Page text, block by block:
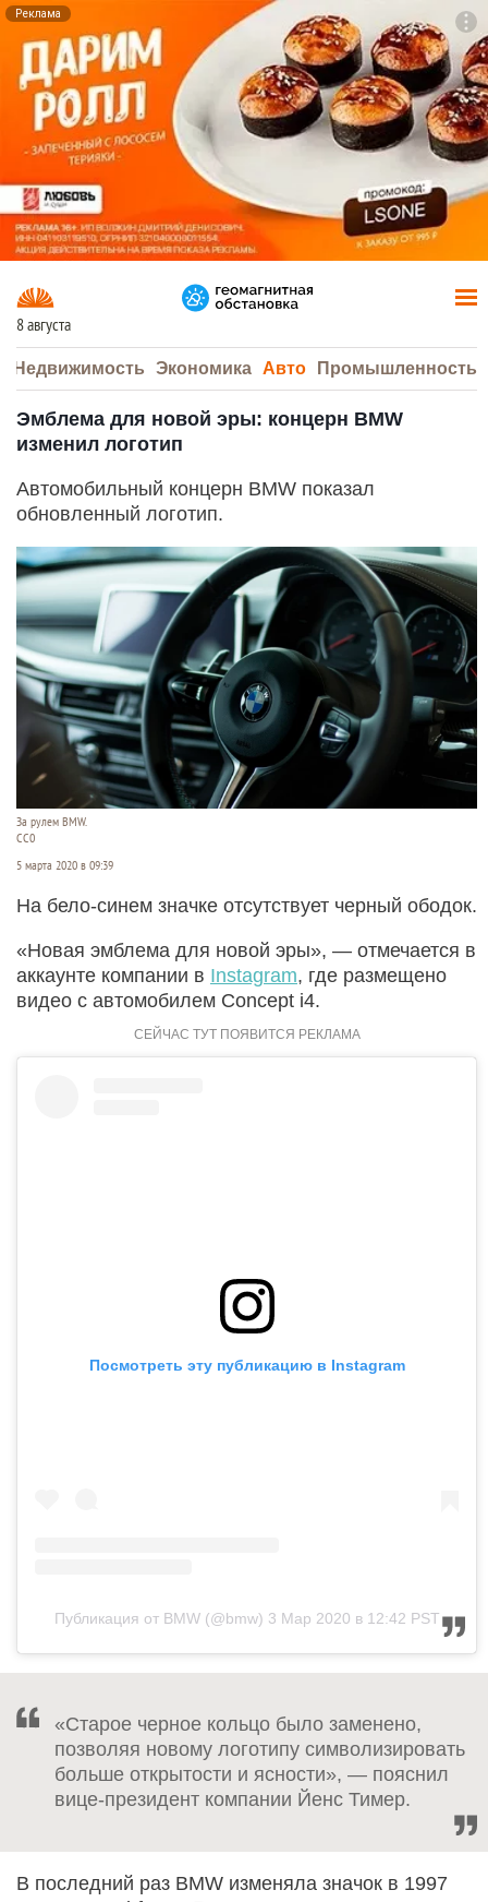
Реклама
8 августа
Недвижимость Экономика Авто Промышленность
Эмблема для новой эры: концерн BMW
изменил логотип
Автомобильный концерн BMW показал
обновленный логотип.
За рулем BMW.
CC0
5 марта 2020 в 09:39
На бело-синем значке отсутствует черный ободок.
«Новая эмблема для новой эры», — отмечается в
аккаунте компании в Instagram, где размещено
видео с автомобилем Concept i4.
Посмотреть эту публикацию в Instagram
Публикация от BMW (@bmw) 3 Мар 2020 в 12:42 PST
«Старое черное кольцо было заменено,
позволяя новому логотипу символизировать
больше открытости и ясности», — пояснил
вице-президент компании Йенс Тимер.
В последний раз BMW изменяла значок в 1997